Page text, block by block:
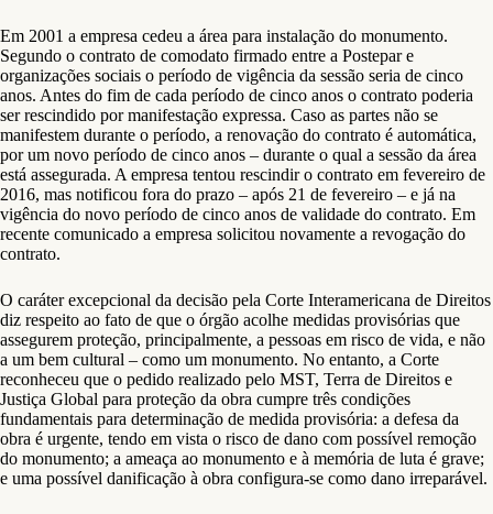
Em 2001 a empresa cedeu a área para instalação do monumento.
Segundo o contrato de comodato firmado entre a Postepar e
organizações sociais o período de vigência da sessão seria de cinco
anos. Antes do fim de cada período de cinco anos o contrato poderia
ser rescindido por manifestação expressa. Caso as partes não se
manifestem durante o período, a renovação do contrato é automática,
por um novo período de cinco anos – durante o qual a sessão da área
está assegurada. A empresa tentou rescindir o contrato em fevereiro de
2016, mas notificou fora do prazo – após 21 de fevereiro – e já na
vigência do novo período de cinco anos de validade do contrato. Em
recente comunicado a empresa solicitou novamente a revogação do
contrato.
O caráter excepcional da decisão pela Corte Interamericana de Direitos
diz respeito ao fato de que o órgão acolhe medidas provisórias que
assegurem proteção, principalmente, a pessoas em risco de vida, e não
a um bem cultural – como um monumento. No entanto, a Corte
reconheceu que o pedido realizado pelo MST, Terra de Direitos e
Justiça Global para proteção da obra cumpre três condições
fundamentais para determinação de medida provisória: a defesa da
obra é urgente, tendo em vista o risco de dano com possível remoção
do monumento; a ameaça ao monumento e à memória de luta é grave;
e uma possível danificação à obra configura-se como dano irreparável.